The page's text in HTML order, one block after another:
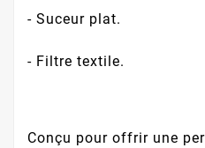
- Suceur plat.
- Filtre textile.
Conçu pour offrir une